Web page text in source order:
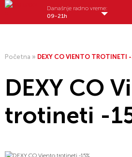
Današnje radno vreme:
09-21h
Početna » DEXY CO VIENTO TROTINETI
DEXY CO
trotineti -